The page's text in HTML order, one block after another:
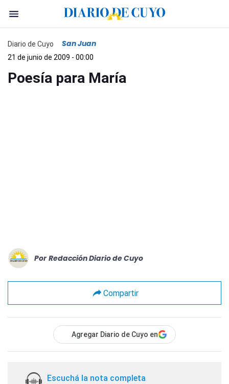
Diario de Cuyo San Juan
21 de junio de 2009 - 00:00
Poesía para María
Por Redacción Diario de Cuyo
Compartir
Agregar Diario de Cuyo en
Escuchá la nota completa